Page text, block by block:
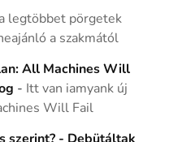
legtöbbet pörgetek
a szakmától
All Machines Will
- Itt van iamyank új
Will Fail